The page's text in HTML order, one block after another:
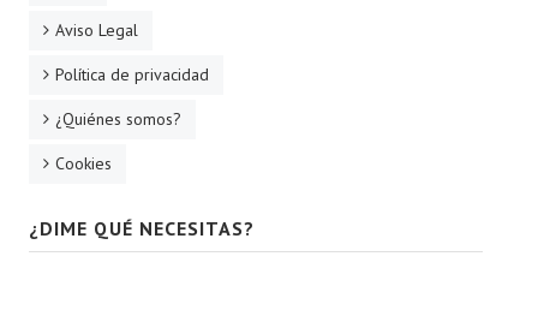
Aviso Legal
Política de privacidad
¿Quiénes somos?
Cookies
¿DIME QUÉ NECESITAS?